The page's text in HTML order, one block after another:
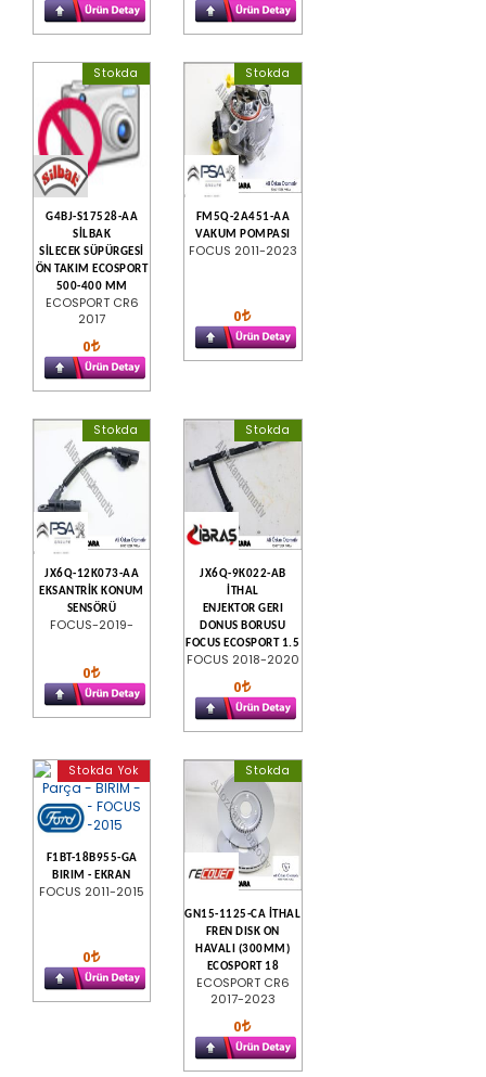
Stokda
G4BJ-S17528-AA
SİLBAK
SİLECEK SÜPÜRGESİ
ÖN TAKIM ECOSPORT
500-400 MM
ECOSPORT CR6
2017
0
Stokda
FM5Q-2A451-AA
VAKUM POMPASI
FOCUS 2011-2023
0
Stokda
JX6Q-12K073-AA
EKSANTRİK KONUM
SENSÖRÜ
FOCUS-2019-
0
Stokda
JX6Q-9K022-AB
İTHAL
ENJEKTOR GERI
DONUS BORUSU
FOCUS ECOSPORT 1.5
FOCUS 2018-2020
0
Stokda Yok
F1BT-18B955-GA
BIRIM - EKRAN
FOCUS 2011-2015
0
Stokda
GN15-1125-CA İTHAL
FREN DISK ON
HAVALI (300MM)
ECOSPORT 18
ECOSPORT CR6
2017-2023
0